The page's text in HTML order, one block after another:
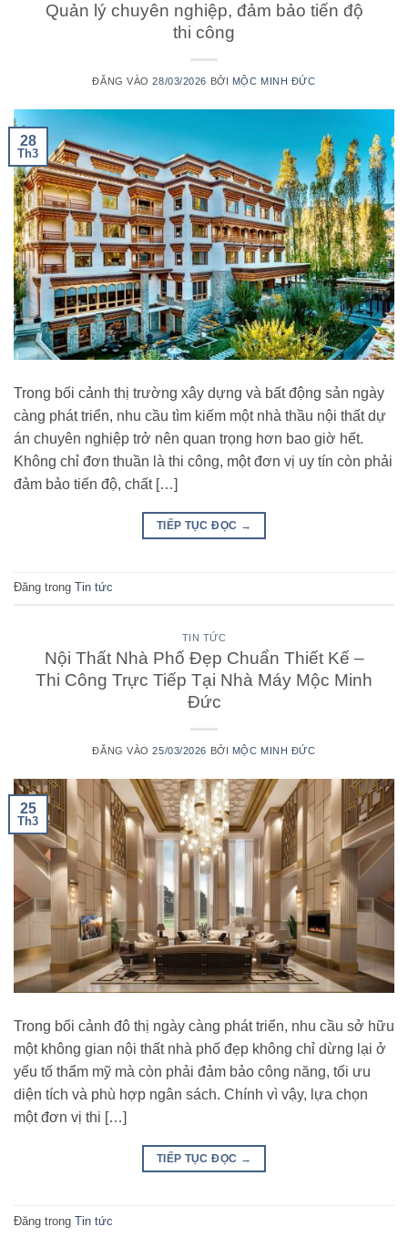
Quản lý chuyên nghiệp, đảm bảo tiến độ
thi công
ĐĂNG VÀO28/03/2026 BỞI MỘC MINH ĐỨC
28
Th3
Trong bối cảnh thị trường xây dựng và bất động sản ngày
càng phát triển, nhu cầu tìm kiếm một nhà thầu nội thất dự
án chuyên nghiệp trở nên quan trọng hơn bao giờ hết.
Không chỉ đơn thuần là thi công, một đơn vị uy tín còn phải
đảm bảo tiến độ, chất […]
TIẾP TỤC ĐỌC →
Đăng trong Tin tức
TIN TỨC
Nội Thất Nhà Phố Đẹp Chuẩn Thiết Kế –
Thi Công Trực Tiếp Tại Nhà Máy Mộc Minh
Đức
ĐĂNG VÀO25/03/2026 BỞI MỘC MINH ĐỨC
25
Th3
Trong bối cảnh đô thị ngày càng phát triển, nhu cầu sở hữu
một không gian nội thất nhà phố đẹp không chỉ dừng lại ở
yếu tố thẩm mỹ mà còn phải đảm bảo công năng, tối ưu
diện tích và phù hợp ngân sách. Chính vì vậy, lựa chọn
một đơn vị thi […]
TIẾP TỤC ĐỌC →
Đăng trong Tin tức